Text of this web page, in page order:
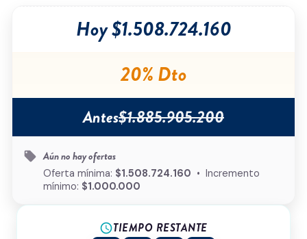
Correo electrónico
¿Cómo podemos ayudarte?
Hoy $1.508.724.160
20% Dto
Antes$1.885.905.200
local_offer Aún no hay ofertas
Oferta mínima: $1.508.724.160 • Incremento
mínimo: $1.000.000
scheduleTIEMPO RESTANTE